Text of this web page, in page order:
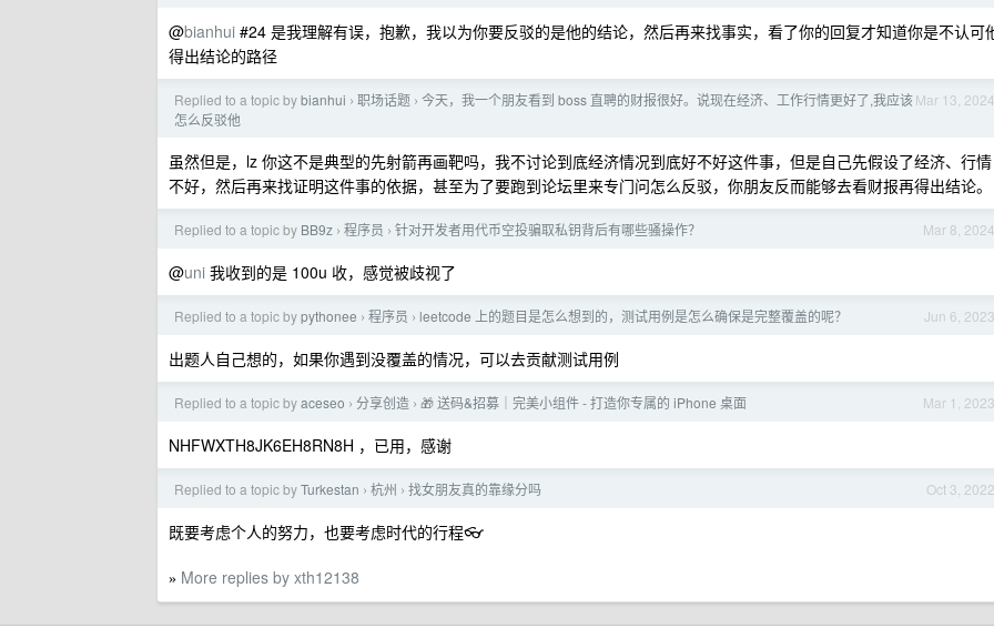
@bianhui #24 是我理解有误，抱歉，我以为你要反驳的是他的结论，然后再来找事实，看了你的回复才知道你是不认可
得出结论的路径
Mar 13, 2024
Replied to a topic bybianhui › 职场话题 › 今天，我一个朋友看到 boss 直聘的财报很好。说现在经济、工作行情更好了,我应该
怎么反驳他
虽然但是，lz 你这不是典型的先射箭再画靶吗，我不讨论到底经济情况到底好不好这件事，但是自己先假设了经济、行情
不好，然后再来找证明这件事的依据，甚至为了要跑到论坛里来专门问怎么反驳，你朋友反而能够去看财报再得出结论。
Mar 8, 2024
Replied to a topic by BB9z › 程序员 › 针对开发者用代币空投骗取私钥背后有哪些骚操作？
@uni 我收到的是 100u 收，感觉被歧视了
Jun 6, 2023
Replied to a topic bypythonee › 程序员 › leetcode 上的题目是怎么想到的，测试用例是怎么确保是完整覆盖的呢？
出题人自己想的，如果你遇到没覆盖的情况，可以去贡献测试用例
Mar 1, 2023
Replied to a topic byaceseo › 分享创造 › 🎁 送码&招募｜完美小组件 - 打造你专属的 iPhone 桌面
NHFWXTH8JK6EH8RN8H ，已用，感谢
Oct 3, 2022
Replied to a topic byTurkestan › 杭州 › 找女朋友真的靠缘分吗
既要考虑个人的努力，也要考虑时代的行程👓
» More replies by xth12138